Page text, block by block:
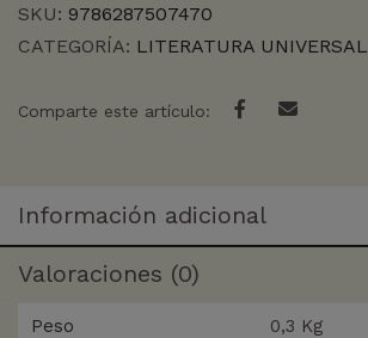
SKU: 9786287507470
CATEGORÍA: LITERATURA UNIVERSAL
Comparte este artículo:
Información adicional
Valoraciones (0)
Peso 0,3 Kg